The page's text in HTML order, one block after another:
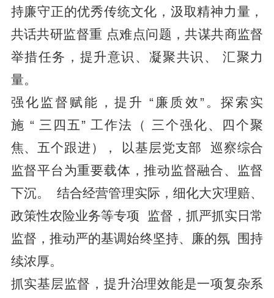
持廉守正的优秀传统文化，汲取精神力量，
共话共研监督重 点难点问题，共谋共商监督
举措任务，提升意识、凝聚共识、 汇聚力
量。
强化监督赋能，提升 “廉质效”。探索实
施 “ 三四五” 工作法（ 三个强化、四个聚
焦、五个跟进）， 以基层党支部 巡察综合
监督平台为重要载体，推动监督融合、监督
下沉。 结合经营管理实际，细化大灾理赔、
政策性农险业务等专项 监督，抓严抓实日常
监督，推动严的基调始终坚持、廉的氛 围持
续浓厚。
抓实基层监督，提升治理效能是一项复杂系